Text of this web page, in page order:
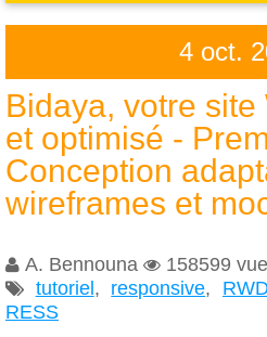
4 oct.
Bidaya, votre
et optimisé -
Conception
wireframes et
 A. Bennouna  158599
 tutoriel , responsive,
RESS